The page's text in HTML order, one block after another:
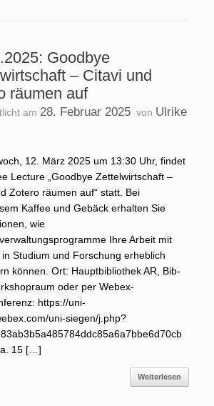
Goodbye
– Citavi und
räumen auf
am 28. Februar 2025 von Ulrike
12. März 2025 um 13:30 Uhr, findet
Lecture „Goodbye Zettelwirtschaft –
Zotero räumen auf“ statt. Bei
Kaffee und Gebäck erhalten Sie
wie
Ihre Arbeit mit
Studium und Forschung erheblich
können. Ort: Hauptbibliothek AR, Bib-
oder per Webex-
https://uni-
uni-siegen/j.php?
15 […]
Weiterlesen